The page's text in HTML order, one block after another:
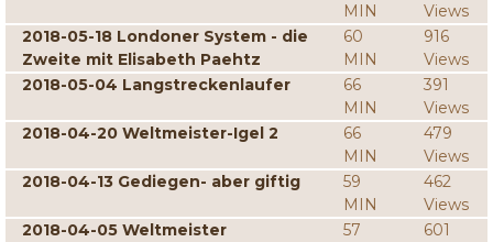
MIN
Views
2018-05-18 Londoner System - die
Zweite mit Elisabeth Paehtz
60
MIN
916
Views
2018-05-04 Langstreckenlaufer
66
MIN
391
Views
2018-04-20 Weltmeister-Igel 2
66
MIN
479
Views
2018-04-13 Gediegen- aber giftig
59
MIN
462
Views
2018-04-05 Weltmeister
57
601